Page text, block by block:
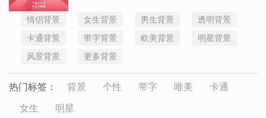
情侣背景 女生背景 男生背景
透明背景
卡通背景
带字背景 欧美背景
明星背景
风景背景
更多背景
热门标签： 背景 个性 带字 唯美 卡通
女生 明星